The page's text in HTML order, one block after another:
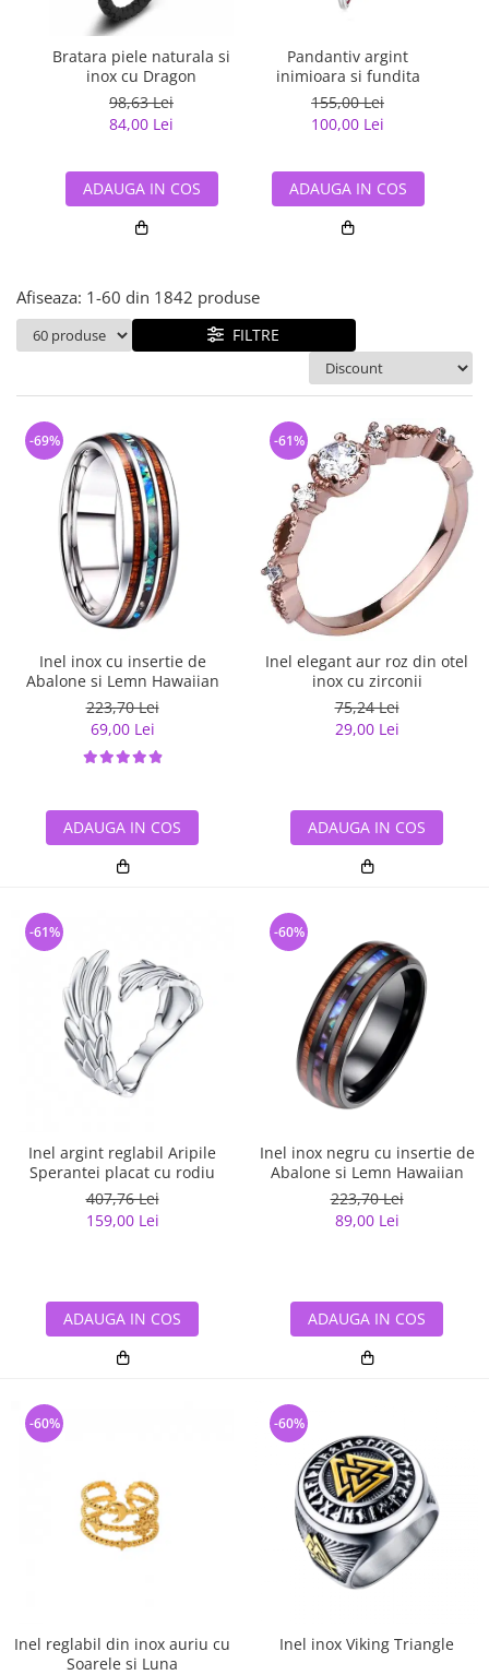
semipretioase
Bijuterii argint placat cu aur
Bijuterii argint cu diverse
Bijuterii de Lux
Bijuterii gotice si rock
Bijuterii Handmade
Bijuterii fantezie
Bijuterii tungsten
Solutii si lavete de curatare
bijuterii argint
Bratara piele naturala si
inox cu Dragon
98,63 Lei
84,00 Lei
ADAUGA IN COS
Pandantiv argint
inimioara si fundita
155,00 Lei
100,00 Lei
ADAUGA IN COS
Afiseaza: 1-60 din 1842 produse
FILTRE
Inel inox cu insertie de
Abalone si Lemn Hawaiian
223,70 Lei
69,00 Lei
-69%
ADAUGA IN COS
Inel elegant aur roz din otel
inox cu zirconii
75,24 Lei
29,00 Lei
-61%
ADAUGA IN COS
Inel argint reglabil Aripile
Sperantei placat cu rodiu
407,76 Lei
159,00 Lei
-61%
ADAUGA IN COS
Inel inox negru cu insertie de
Abalone si Lemn Hawaiian
223,70 Lei
89,00 Lei
-60%
ADAUGA IN COS
Inel reglabil din inox auriu cu
Soarele si Luna
-60%
Inel inox Viking Triangle
-60%